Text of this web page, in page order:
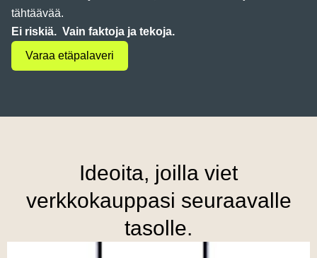
tähtäävää.
Ei riskiä. Vain faktoja ja tekoja.
Varaa etäpalaveri
Ideoita, joilla viet
verkkokauppasi seuraavalle
tasolle.